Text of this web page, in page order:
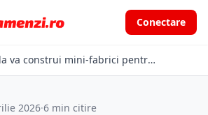
Conectare
Tesla va construi mini-fabrici pentru upgrade FSD pe mașini vechi
2026·6 min citire